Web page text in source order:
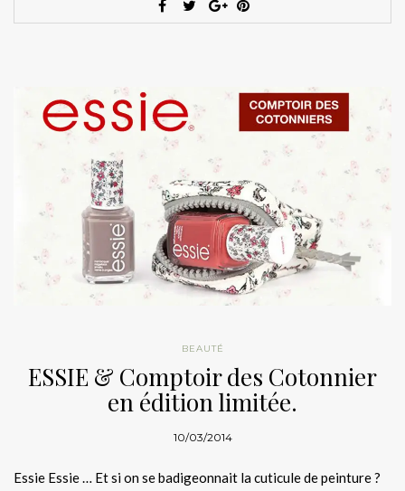
BEAUTÉ
ESSIE & Comptoir des Cotonnier
en édition limitée.
10/03/2014
Essie Essie … Et si on se badigeonnait la cuticule de peinture ?